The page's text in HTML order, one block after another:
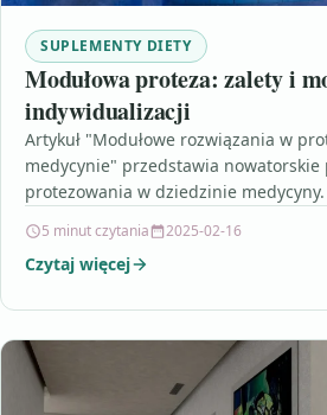
SUPLEMENTY DIETY
Modułowa proteza: zalety i
indywidualizacji
Artykuł "Modułowe rozwiązania w
medycynie" przedstawia nowatorskie
protezowania w dziedzinie
5 minut czytania 2025-02-16
Czytaj więcej